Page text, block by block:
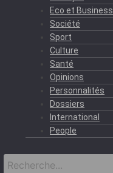
Eco et Business
Société
Sport
Culture
Santé
Opinions
Personnalités
Dossiers
International
People